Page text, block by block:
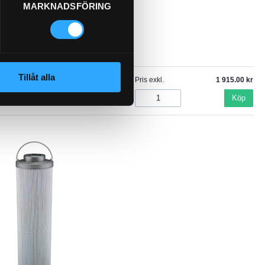
MARKNADSFÖRING
Tillåt alla Pris exkl. 1 915.00
Köp